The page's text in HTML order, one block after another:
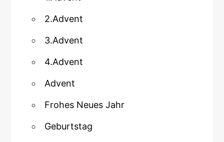
2.Advent
3.Advent
4.Advent
Advent
Frohes Neues Jahr
Geburtstag